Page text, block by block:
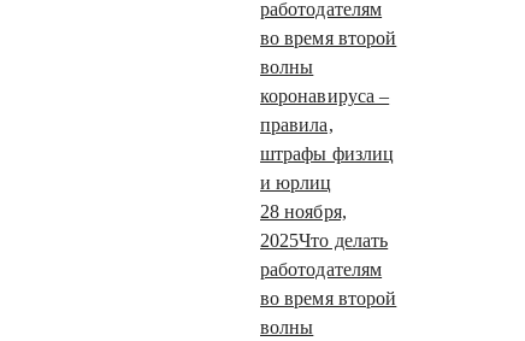
28 ноября,
2025Что делать
работодателям
во время второй
волны